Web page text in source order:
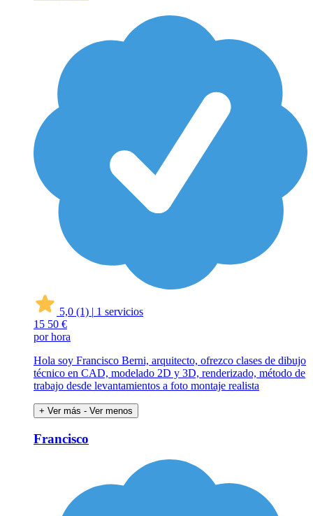
5,0 (1) | 1 servicios
15 50 €
por hora
Hola soy Francisco Berni, arquitecto, ofrezco clases de dibujo
técnico en CAD, modelado 2D y 3D, renderizado, método de
trabajo desde levantamientos a foto montaje realista
+ Ver más - Ver menos
Francisco